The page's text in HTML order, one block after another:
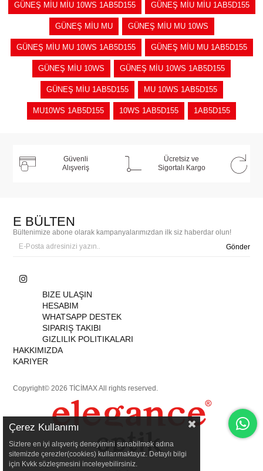
GÜNEŞ MİU MİU 10WS 1AB5D155 GÜNEŞ MİU MİU 1AB5D155
GÜNEŞ MİU MU GÜNEŞ MİU MU 10WS
GÜNEŞ MİU MU 10WS 1AB5D155 GÜNEŞ MİU MU 1AB5D155
GÜNEŞ MİU 10WS GÜNEŞ MİU 10WS 1AB5D155
GÜNEŞ MİU 1AB5D155 MU 10WS 1AB5D155
MU10WS 1AB5D155 10WS 1AB5D155 1AB5D155
Güvenli
Alışveriş
Ücretsiz ve
Sigortalı Kargo
E BÜLTEN
Bültenimize abone olarak kampanyalarımızdan ilk siz haberdar olun!
Gönder
BIZE ULAŞIN
HESABIM
WHATSAPP DESTEK
SIPARIŞ TAKIBI
GIZLILIK POLITIKALARI
HAKKIMIZDA
KARIYER
Copyright© 2026 TİCİMAX All rights reserved.
Çerez Kullanımı
Sizlere en iyi alışveriş deneyimini sunabilmek adına
sitemizde çerezler(cookies) kullanmaktayız. Detaylı bilgi
için Kvkk sözleşmesini inceleyebilirsiniz.